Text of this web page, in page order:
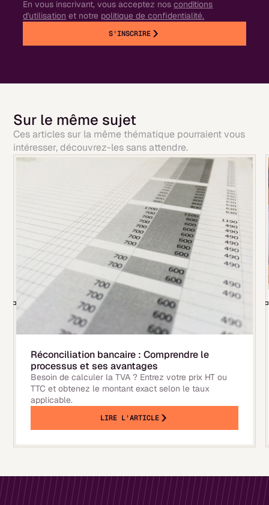
En vous inscrivant, vous acceptez nosconditions
d'utilisation et notre politique de confidentialité.
S'INSCRIRE
Sur le même sujet
Ces articles sur la même thématique pourraient vous
intéresser, découvrez-les sans attendre.
Réconciliation bancaire : Comprendre le
processus et ses avantages
Besoin de calculer la TVA ? Entrez votre prix HT ou
TTC et obtenez le montant exact selon le taux
applicable.
LIRE L'ARTICLE